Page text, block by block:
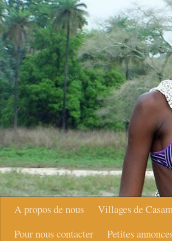
Skip to content
A propos de nous Villages de
Pour nous contacter
Petites